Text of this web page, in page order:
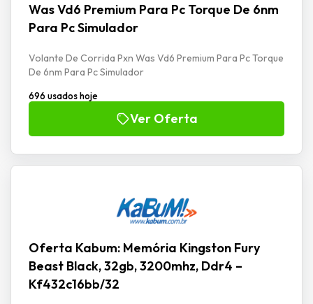
Was Vd6 Premium Para Pc Torque De 6nm
Para Pc Simulador
Volante De Corrida Pxn Was Vd6 Premium Para Pc Torque
De 6nm Para Pc Simulador
696 usados hoje
Ver Oferta
Oferta Kabum: Memória Kingston Fury
Beast Black, 32gb, 3200mhz, Ddr4 –
Kf432c16bb/32